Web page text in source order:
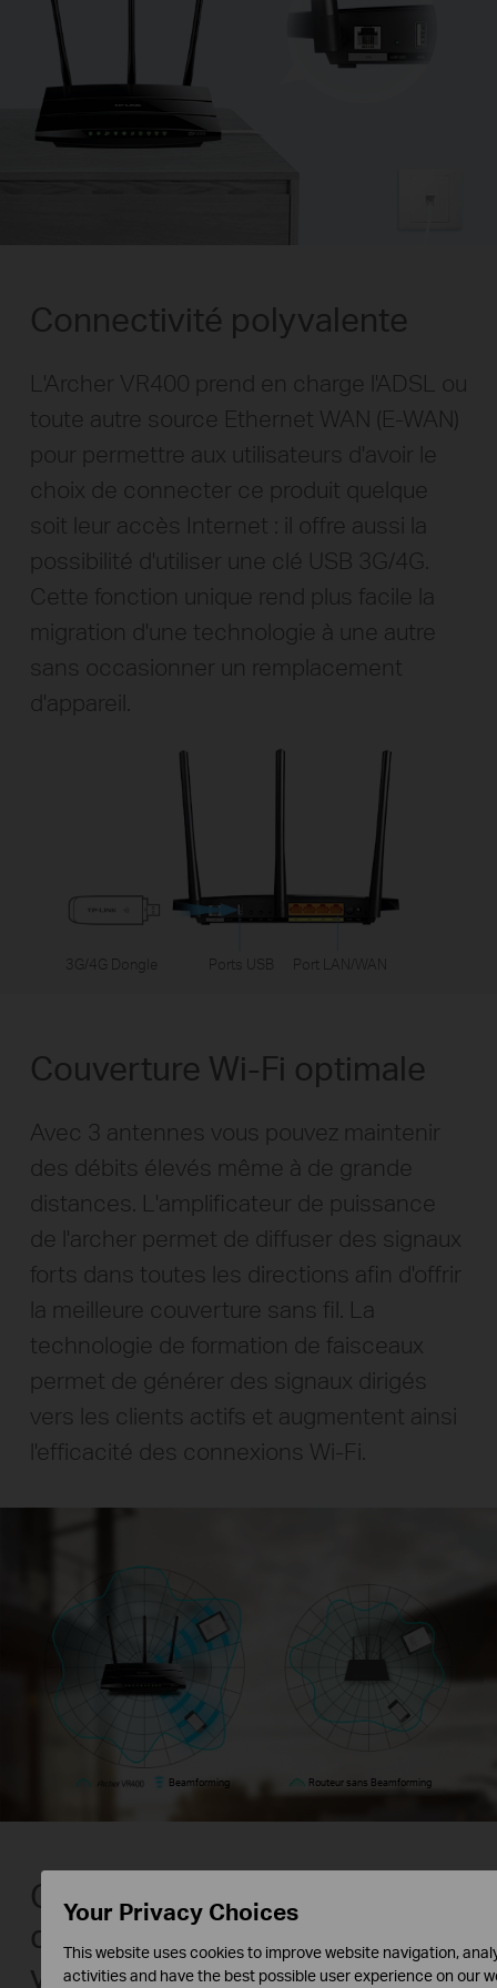
Connectivité polyvalente
L'Archer VR400 prend en charge l'ADSL ou
toute autre source Ethernet WAN (E-WAN)
pour permettre aux utilisateurs d'avoir le
choix de connecter ce produit quelque
soit leur accès Internet : il offre aussi la
possibilité d'utiliser une clé USB 3G/4G.
Cette fonction unique rend plus facile la
migration d'une technologie à une autre
sans occasionner un remplacement
d'appareil.
Port LAN/WAN
3G/4G Dongle Ports USB
Couverture Wi-Fi optimale
Avec 3 antennes vous pouvez maintenir
des débits élevés même à de grande
distances. L'amplificateur de puissance
de l'archer permet de diffuser des signaux
forts dans toutes les directions afin d'offrir
la meilleure couverture sans fil. La
technologie de formation de faisceaux
permet de générer des signaux dirigés
vers les clients actifs et augmentent ainsi
l'efficacité des connexions Wi-Fi.
Beamforming Routeur sans Beamforming
Connexions Gigabit pour
des transferts de données à
vitesse maximale
Your Privacy Choices
This website uses cookies to improve website navigation,
activities and have the best possible user experience on our